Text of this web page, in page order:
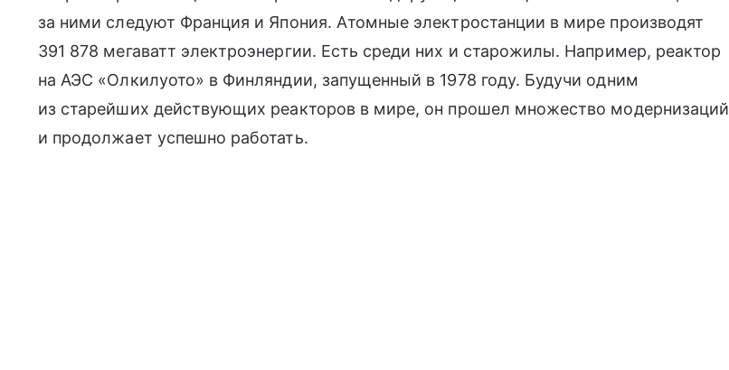
за ними следуют Франция и Япония. Атомные электростанции в мире производят
391 878 мегаватт электроэнергии. Есть среди них и старожилы. Например, реактор
на АЭС «Олкилуото» в Финляндии, запущенный в 1978 году. Будучи одним
из старейших действующих реакторов в мире, он прошел множество модернизаций
и продолжает успешно работать.